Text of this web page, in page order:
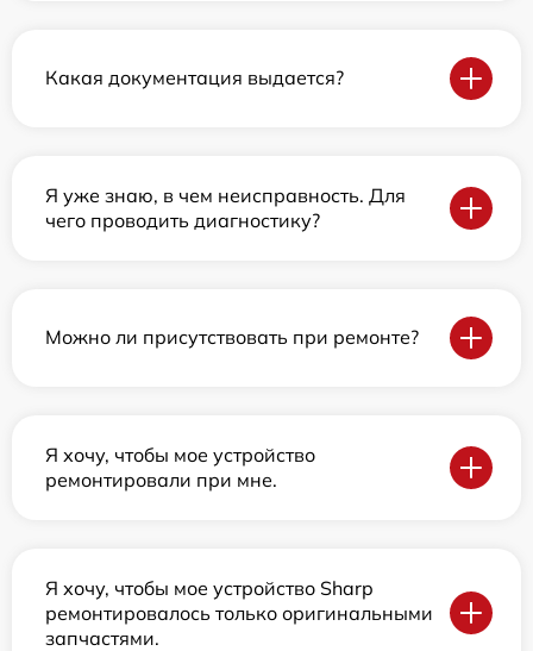
Какая документация выдается?
Я уже знаю, в чем неисправность. Для
чего проводить диагностику?
Можно ли присутствовать при ремонте?
Я хочу, чтобы мое устройство
ремонтировали при мне.
Я хочу, чтобы мое устройство Sharp
ремонтировалось только оригинальными
запчастями.